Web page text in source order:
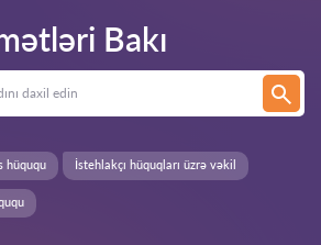
Bakı
hüququ İstehlakçı hüquqları üzrə vəkil